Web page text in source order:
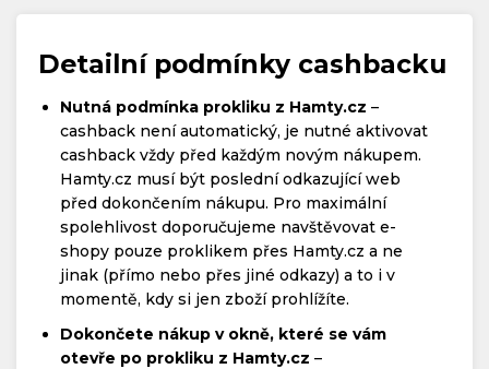
Detailní podmínky cashbacku
Nutná podmínka prokliku z Hamty.cz –
cashback není automatický, je nutné aktivovat
cashback vždy před každým novým nákupem.
Hamty.cz musí být poslední odkazující web
před dokončením nákupu. Pro maximální
spolehlivost doporučujeme navštěvovat e-
shopy pouze proklikem přes Hamty.cz a ne
jinak (přímo nebo přes jiné odkazy) a to i v
momentě, kdy si jen zboží prohlížíte.
Dokončete nákup v okně, které se vám
otevře po prokliku z Hamty.cz –